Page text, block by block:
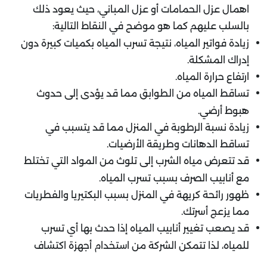
اهمال عزل الحمامات أو عزل المباني، حيث يعود ذلك
بالسلب عليهم كما هو موضح في النقاط التالية:
زيادة فواتير المياه، نتيجة تسرب المياه بكميات كبيرة دون
إدراك المشكلة.
ارتفاع حرارة المياه.
تساقط المياه من الطوابق مما قد يؤدى إلى حدوث
هبوط أرضي.
زيادة نسبة الرطوبة في المنزل مما قد يتسبب في
تساقط الدهانات وطريقة الأرضيات.
قد تتعرض مياه الشرب إلى تلوث من المواد التي تختلط
مع أنابيب الصرف بسبب تسرب المياه.
ظهور رائحة كريهة في المنزل بسبب البكتيريا والفطريات
مما يزعج أسرتك.
قد يصعب تغيير أنابيب المياه إذا حدث بها أي تسرب
للمياه، لذا تتمكن الشركة من استخدام أجهزة اكتشاف